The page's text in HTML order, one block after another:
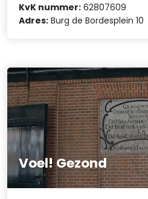
KvK nummer: 62807609
Adres: Burg de Bordesplein 10
Voel! Gezond